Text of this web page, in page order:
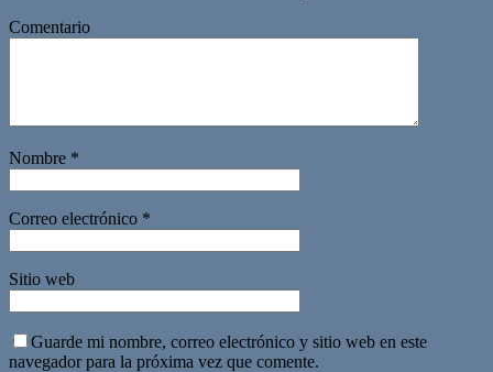
Comentario
Nombre *
Correo electrónico *
Sitio web
Guarde mi nombre, correo electrónico y sitio web en este
navegador para la próxima vez que comente.